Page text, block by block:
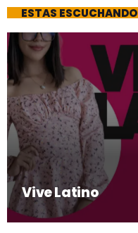
ESTAS ESCUCHANDO
Vive Latino